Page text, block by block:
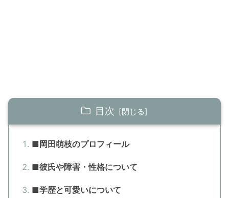
目次
■岡田萌枝のプロフィール
■彼氏や障害・性格について
■学歴と可愛いについて